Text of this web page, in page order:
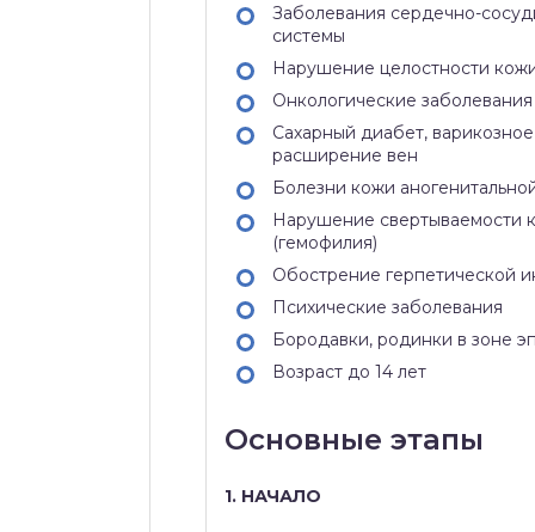
Заболевания сердечно-
системы
Нарушение целостности
Онкологические заболевания
Сахарный диабет, варикозное
расширение вен
Болезни кожи
Нарушение свертываемости
(гемофилия)
Обострение герпетической
Психические заболевания
Бородавки, родинки в зоне
Возраст до 14 лет
Основные этапы
1. НАЧАЛО